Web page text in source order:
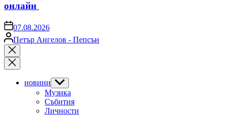
онлайн
on07.08.2026
Posted
by
Петър Ангелов - Пепсън
Close
search
новини Show
sub
menu
Музика
Събития
Личности